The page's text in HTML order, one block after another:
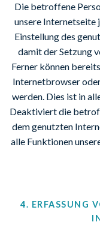
Die betroffene
unsere Internetseite
Einstellung des
damit der Setzung
Ferner können
Internetbrowser
werden. Dies ist in
Deaktiviert die
dem genutzten
alle Funktionen
4. ERFASSUNG